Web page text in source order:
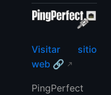
Visitar sitio
web 🔗
PingPerfect